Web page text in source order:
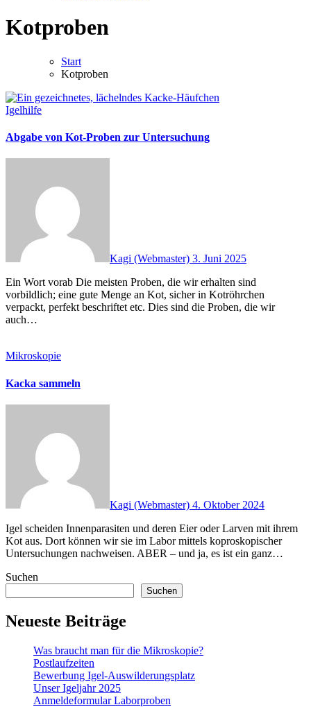
Kotproben
Start
Kotproben
Igelhilfe
Abgabe von Kot-Proben zur Untersuchung
Kagi (Webmaster) 3. Juni 2025
Ein Wort vorab Die meisten Proben, die wir erhalten sind
vorbildlich; eine gute Menge an Kot, sicher in Kotröhrchen
verpackt, perfekt beschriftet etc. Dies sind die Proben, die wir
auch…
Mikroskopie
Kacka sammeln
Kagi (Webmaster) 4. Oktober 2024
Igel scheiden Innenparasiten und deren Eier oder Larven mit ihrem
Kot aus. Dort können wir sie im Labor mittels koproskopischer
Untersuchungen nachweisen. ABER – und ja, es ist ein ganz…
Suchen
Suchen
Neueste Beiträge
Was braucht man für die Mikroskopie?
Postlaufzeiten
Bewerbung Igel-Auswilderungsplatz
Unser Igeljahr 2025
Anmeldeformular Laborproben